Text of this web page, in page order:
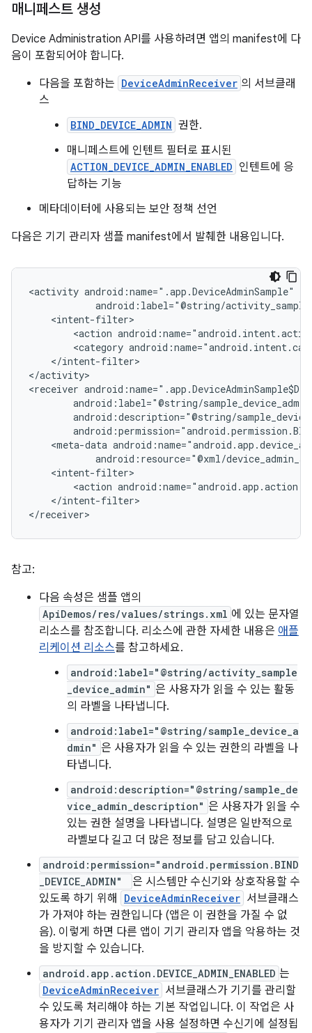
매니페스트 생성
Device Administration API를 사용하려면 앱의 manifest에 다
음이 포함되어야 합니다.
다음을 포함하는 DeviceAdminReceiver 의 서브클래
스
BIND_DEVICE_ADMIN 권한.
매니페스트에 인텐트 필터로 표시된
ACTION_DEVICE_ADMIN_ENABLED 인텐트에 응
답하는 기능
메타데이터에 사용되는 보안 정책 선언
다음은 기기 관리자 샘플 manifest에서 발췌한 내용입니다.
<activity
<action
<category
</intent-filter>
</activity>
<receiver
<meta-data
android:resource="@xml/
<action
</intent-filter>
</receiver>
참고:
다음 속성은 샘플 앱의
ApiDemos/res/values/strings.xml 에 있는 문자열
리소스를 참조합니다. 리소스에 관한 자세한 내용은 애플
리케이션 리소스를 참고하세요.
android:label="@string/activity_sample
_device_admin" 은 사용자가 읽을 수 있는 활동
의 라벨을 나타냅니다.
android:label="@string/sample_device_a
dmin" 은 사용자가 읽을 수 있는 권한의 라벨을 나
타냅니다.
android:description="@string/sample_de
vice_admin_description" 은 사용자가 읽을 수
있는 권한 설명을 나타냅니다. 설명은 일반적으로
라벨보다 길고 더 많은 정보를 담고 있습니다.
android:permission="android.permission.BIND
_DEVICE_ADMIN"
은 시스템만 수신기와 상호작용할 수
있도록 하기 위해
DeviceAdminReceiver 서브클래스
가 가져야 하는 권한입니다 (앱은 이 권한을 가질 수 없
음). 이렇게 하면 다른 앱이 기기 관리자 앱을 악용하는 것
을 방지할 수 있습니다.
android.app.action.DEVICE_ADMIN_ENABLED 는
DeviceAdminReceiver 서브클래스가 기기를 관리할
수 있도록 처리해야 하는 기본 작업입니다. 이 작업은 사
용자가 기기 관리자 앱을 사용 설정하면 수신기에 설정됩